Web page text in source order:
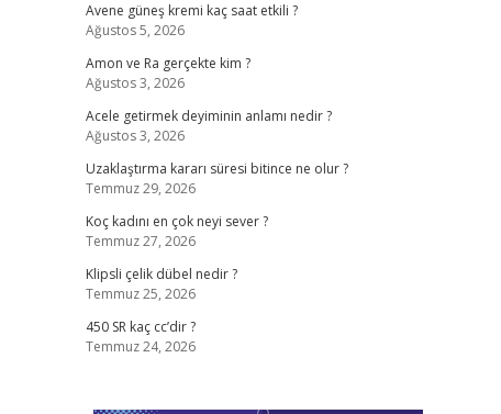
Avene güneş kremi kaç saat etkili ?
Ağustos 5, 2026
Amon ve Ra gerçekte kim ?
Ağustos 3, 2026
Acele getirmek deyiminin anlamı nedir ?
Ağustos 3, 2026
Uzaklaştırma kararı süresi bitince ne olur ?
Temmuz 29, 2026
Koç kadını en çok neyi sever ?
Temmuz 27, 2026
Klipsli çelik dübel nedir ?
Temmuz 25, 2026
450 SR kaç cc’dir ?
Temmuz 24, 2026